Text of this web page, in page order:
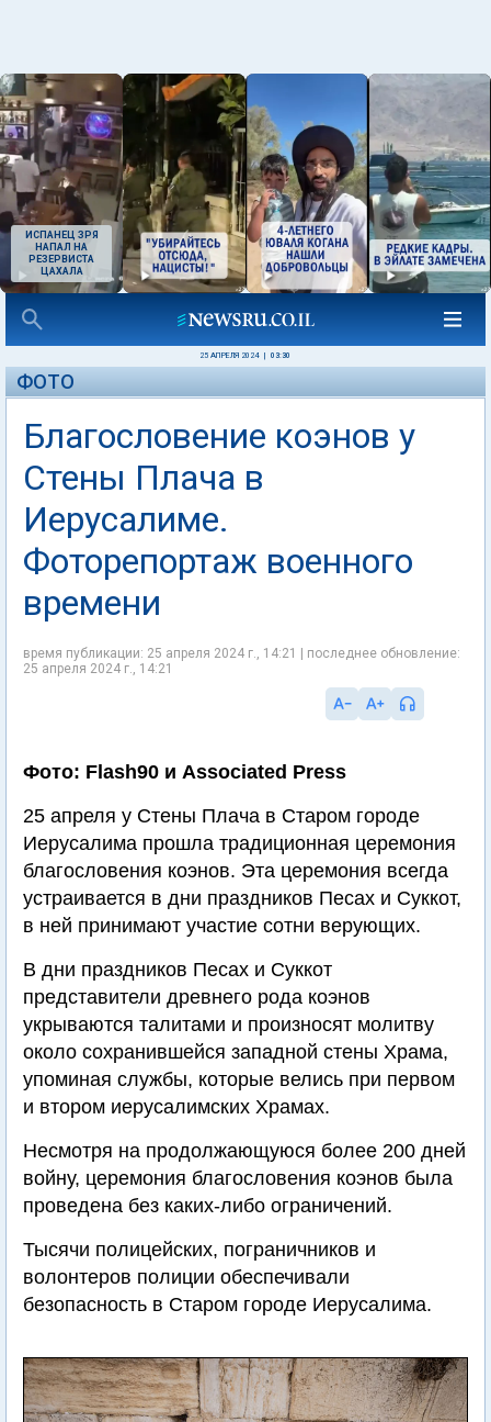
ИСПАНЕЦ ЗРЯ
НАПАЛ НА
РЕЗЕРВИСТА
ЦАХАЛА
25 АПРЕЛЯ 2024 03:30
ФОТО
Благословение коэнов у
Стены Плача в
Иерусалиме.
Фоторепортаж военного
времени
время публикации: 25 апреля 2024 г., 14:21 | последнее обновление:
25 апреля 2024 г., 14:21
Фото: Flash90 и Associated Press
25 апреля у Стены Плача в Старом городе
Иерусалима прошла традиционная церемония
благословения коэнов. Эта церемония всегда
устраивается в дни праздников Песах и Суккот,
в ней принимают участие сотни верующих.
В дни праздников Песах и Суккот
представители древнего рода коэнов
укрываются талитами и произносят молитву
около сохранившейся западной стены Храма,
упоминая службы, которые велись при первом
и втором иерусалимских Храмах.
Несмотря на продолжающуюся более 200 дней
войну, церемония благословения коэнов была
проведена без каких-либо ограничений.
Тысячи полицейских, пограничников и
волонтеров полиции обеспечивали
безопасность в Старом городе Иерусалима.